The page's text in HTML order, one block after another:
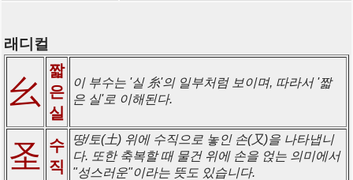
래디컬
幺
짧
은
실
이 부수는 '실 糸'의 일부처럼 보이며, 따라서 '짧
은 실'로 이해된다.
圣
수
직
땅/토(土) 위에 수직으로 놓인 손(又)을 나타냅니
다. 또한 축복할 때 물건 위에 손을 얹는 의미에서
"성스러운"이라는 뜻도 있습니다.